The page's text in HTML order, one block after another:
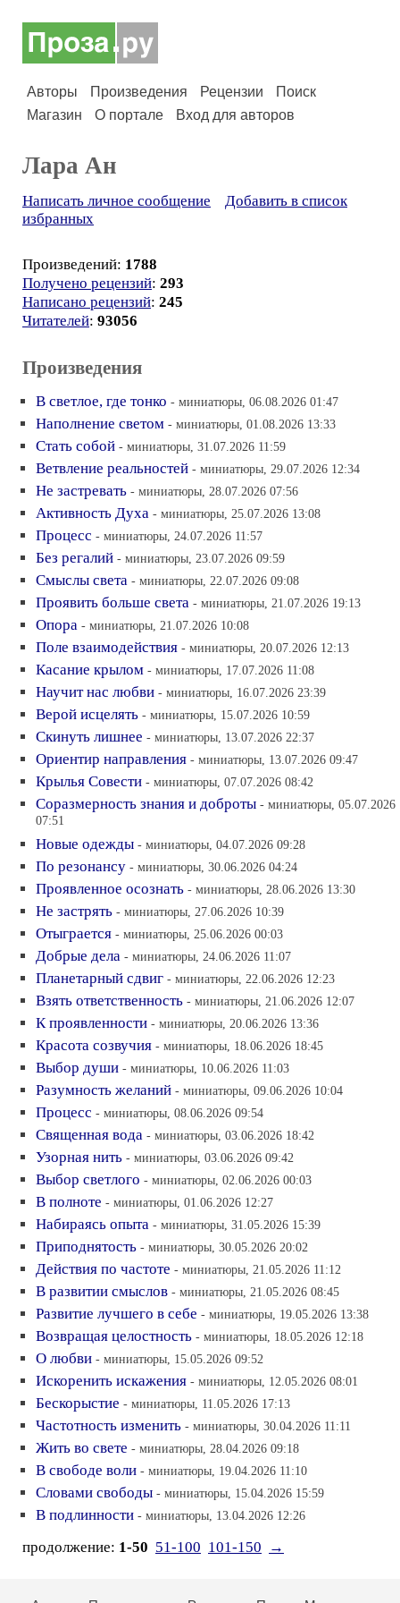
Авторы Произведения Рецензии
Поиск
Магазин
О портале Вход для авторов
Лара Ан
Написать личное сообщение
Добавить в список
избранных
Произведений: 1788
Получено рецензий: 293
Написано рецензий: 245
Читателей: 93056
Произведения
В светлое, где тонко - миниатюры, 06.08.2026 01:47
Наполнение светом - миниатюры, 01.08.2026 13:33
Стать собой - миниатюры, 31.07.2026 11:59
Ветвление реальностей - миниатюры, 29.07.2026 12:34
Не застревать - миниатюры, 28.07.2026 07:56
Активность Духа - миниатюры, 25.07.2026 13:08
Процесс - миниатюры, 24.07.2026 11:57
Без регалий - миниатюры, 23.07.2026 09:59
Смыслы света - миниатюры, 22.07.2026 09:08
Проявить больше света - миниатюры, 21.07.2026 19:13
Опора - миниатюры, 21.07.2026 10:08
Поле взаимодействия - миниатюры, 20.07.2026 12:13
Касание крылом - миниатюры, 17.07.2026 11:08
Научит нас любви - миниатюры, 16.07.2026 23:39
Верой исцелять - миниатюры, 15.07.2026 10:59
Скинуть лишнее - миниатюры, 13.07.2026 22:37
Ориентир направления - миниатюры, 13.07.2026 09:47
Крылья Совести - миниатюры, 07.07.2026 08:42
Соразмерность знания и доброты - миниатюры, 05.07.2026
07:51
Новые одежды - миниатюры, 04.07.2026 09:28
По резонансу - миниатюры, 30.06.2026 04:24
Проявленное осознать - миниатюры, 28.06.2026 13:30
Не застрять - миниатюры, 27.06.2026 10:39
Отыграется - миниатюры, 25.06.2026 00:03
Добрые дела - миниатюры, 24.06.2026 11:07
Планетарный сдвиг - миниатюры, 22.06.2026 12:23
Взять ответственность - миниатюры, 21.06.2026 12:07
К проявленности - миниатюры, 20.06.2026 13:36
Красота созвучия - миниатюры, 18.06.2026 18:45
Выбор души - миниатюры, 10.06.2026 11:03
Разумность желаний - миниатюры, 09.06.2026 10:04
Процесс - миниатюры, 08.06.2026 09:54
Священная вода - миниатюры, 03.06.2026 18:42
Узорная нить - миниатюры, 03.06.2026 09:42
Выбор светлого - миниатюры, 02.06.2026 00:03
В полноте - миниатюры, 01.06.2026 12:27
Набираясь опыта - миниатюры, 31.05.2026 15:39
Приподнятость - миниатюры, 30.05.2026 20:02
Действия по частоте - миниатюры, 21.05.2026 11:12
В развитии смыслов - миниатюры, 21.05.2026 08:45
Развитие лучшего в себе - миниатюры, 19.05.2026 13:38
Возвращая целостность - миниатюры, 18.05.2026 12:18
О любви - миниатюры, 15.05.2026 09:52
Искоренить искажения - миниатюры, 12.05.2026 08:01
Бескорыстие - миниатюры, 11.05.2026 17:13
Частотность изменить - миниатюры, 30.04.2026 11:11
Жить во свете - миниатюры, 28.04.2026 09:18
В свободе воли - миниатюры, 19.04.2026 11:10
Словами свободы - миниатюры, 15.04.2026 15:59
В подлинности - миниатюры, 13.04.2026 12:26
продолжение: 1-50 51-100 101-150 →